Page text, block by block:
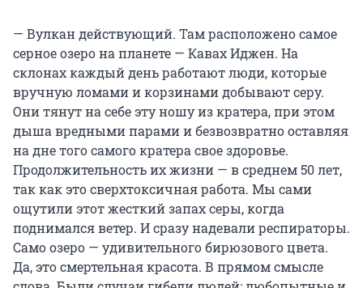
— Вулкан действующий. Там расположено самое
серное озеро на планете — Кавах Иджен. На
склонах каждый день работают люди, которые
вручную ломами и корзинами добывают серу.
Они тянут на себе эту ношу из кратера, при этом
дыша вредными парами и безвозвратно оставляя
на дне того самого кратера свое здоровье.
Продолжительность их жизни — в среднем50лет,
так как это сверхтоксичная работа. Мы сами
ощутили этот жесткий запах серы, когда
поднимался ветер. И сразу надевали респираторы.
Само озеро — удивительного бирюзового цвета.
Да, это смертельная красота. В прямом смысле